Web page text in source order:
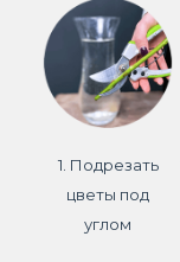
1. Подрезать
цветы под
углом